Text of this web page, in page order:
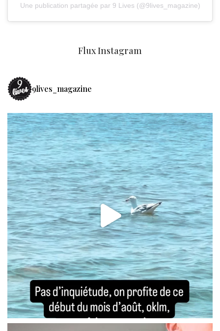
Une publication partagée par 9 Lives (@9lives_magazine)
Flux Instagram
9lives_magazine